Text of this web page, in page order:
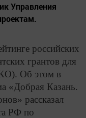
Управления
российских
грантов для
Об этом в
«Добрая Казань.
рассказал
РФ по